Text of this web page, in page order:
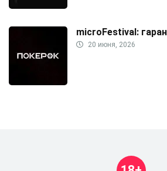
microFestival:
20 июня, 2026